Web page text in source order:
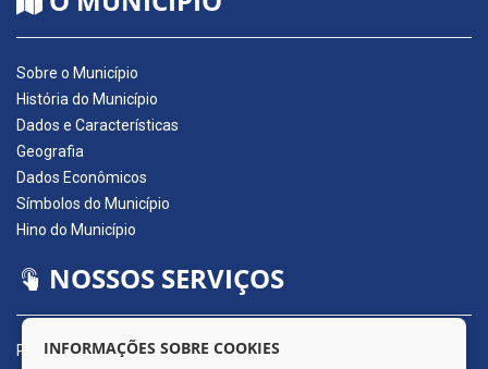
Sobre o Município
História do Município
Dados e Características
Geografia
Dados Econômicos
Símbolos do Município
Hino do Município
NOSSOS SERVIÇOS
Portal da Transparência
INFORMAÇÕES SOBRE COOKIES